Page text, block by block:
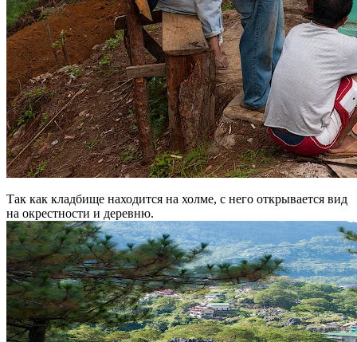
Так как кладбище находится на холме, с него открывается вид
на окрестности и деревню.